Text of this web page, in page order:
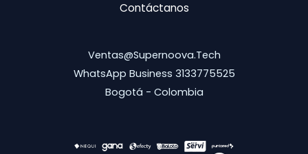
Contáctanos
Ventas@supernoova.tech
WhatsApp Business 3133775525
Bogotá - Colombia